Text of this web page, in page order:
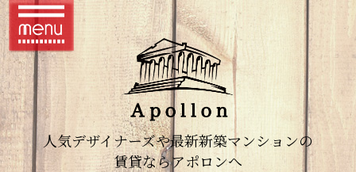
人気デザイナーズや最新新築マンションの
賃貸ならアポロンへ